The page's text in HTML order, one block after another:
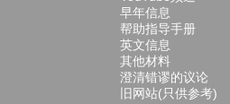
早年信息
帮助指导手册
英文信息
其他材料
澄清错谬的议论
旧网站(只供参考)